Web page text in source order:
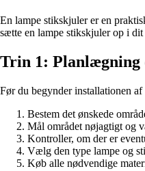
En lampe stikskjuler er en
sætte en lampe stikskjuler op i
Trin 1: Planlægning
Før du begynder installationen
Bestem det ønskede
Mål området nøjagtigt og
Kontroller, om der er
Vælg den type lampe og
Køb alle nødvendige